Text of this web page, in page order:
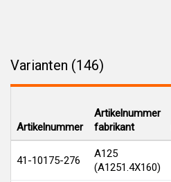
Varianten (146)
Artikelnummer
Artikelnummer
fabrikant
41-10175-276
A125
(A1251.4X160)